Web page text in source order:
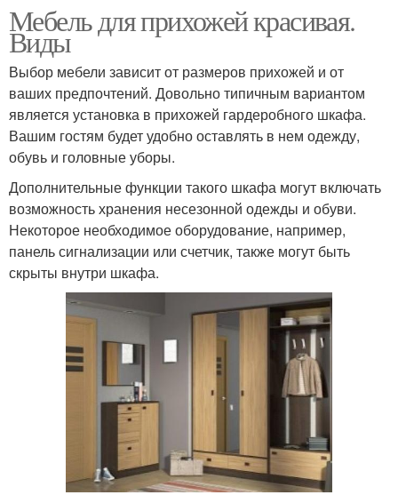
Мебель для прихожей красивая.
Виды
Выбор мебели зависит от размеров прихожей и от
ваших предпочтений. Довольно типичным вариантом
является установка в прихожей гардеробного шкафа.
Вашим гостям будет удобно оставлять в нем одежду,
обувь и головные уборы.
Дополнительные функции такого шкафа могут включать
возможность хранения несезонной одежды и обуви.
Некоторое необходимое оборудование, например,
панель сигнализации или счетчик, также могут быть
скрыты внутри шкафа.